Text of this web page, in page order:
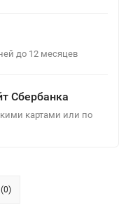
до 12 месяцев
Сбербанка
картами или по